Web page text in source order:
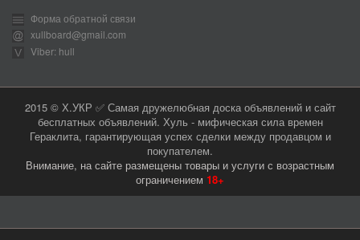
Форма обратной связи
xullboard@gmail.com
Viber: hull
2015 © Х.УКР ✅ Самая дружелюбная доска объявлений и сайт
бесплатных объявлений. Хуль - мифическая сила времен
Гераклита, гарантирующая успех сделки между продавцом и
покупателем.
Внимание, на сайте размещены товары и услуги с возрастным
ограничением 18+